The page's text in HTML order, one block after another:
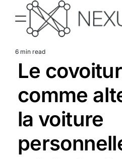
content
Estimated
read
6 min read
Le
comme
la voiture